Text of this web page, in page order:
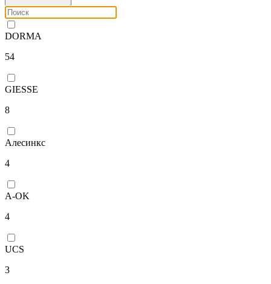
DORMA
54
GIESSE
8
Алесинкс
4
A-OK
4
UCS
3